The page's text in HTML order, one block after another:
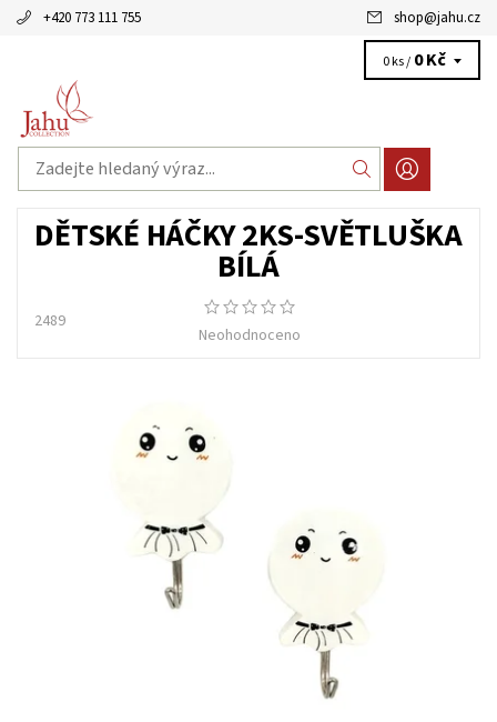
+420 773 111 755 shop@jahu.cz
0 ks / 0 Kč
DĚTSKÉ HÁČKY 2KS-SVĚTLUŠKA
BÍLÁ
2489
Neohodnoceno